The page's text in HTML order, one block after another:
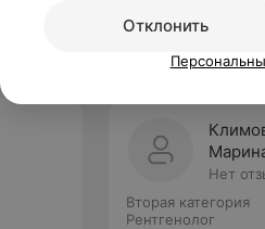
Нет
Вторая категория
Рентгенолог
Отклонить